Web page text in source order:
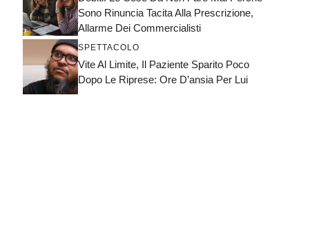
Sono Rinuncia Tacita Alla Prescrizione,
Allarme Dei Commercialisti
SPETTACOLO
Vite Al Limite, Il Paziente Sparito Poco
Dopo Le Riprese: Ore D’ansia Per Lui